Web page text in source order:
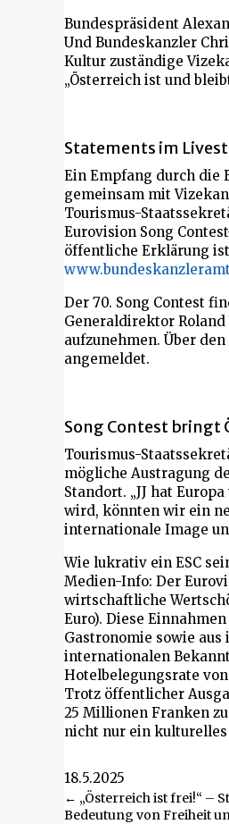
Bundespräsident
Und Bundeskanzler
Kultur zuständige
„Österreich ist und
Statements im
Ein Empfang durch die
gemeinsam mit
Tourismus-
Eurovision Song
öffentliche Erklärung
Der 70. Song Contest
Generaldirektor
aufzunehmen. Über
angemeldet.
Song Contest bringt
Tourismus-
mögliche Austragung
Standort. „JJ hat Europa
wird, könnten wir ein
internationale Image
Wie lukrativ ein ESC
Medien-Info: Der
wirtschaftliche
Euro). Diese
Gastronomie sowie
internationalen
Hotelbelegungsrate
Trotz öffentlicher
25 Millionen Franken
nicht nur ein
18.5.2025
Beitragsnavigation
← „Österreich ist frei!“ –
Bedeutung von Freiheit